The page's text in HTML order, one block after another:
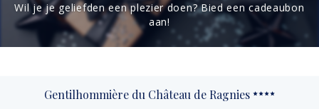
Wil je je geliefden een plezier doen? Bied een cadeaubon
aan!
Gentilhommière du Château de Ragnies